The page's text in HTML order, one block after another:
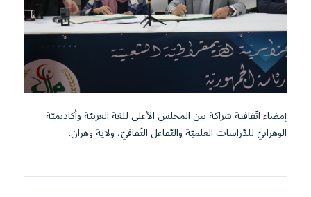
إمضاء اتّفافية شراكة بين المجلس الأعلى للغة العربيّة وأكاديميّة
الوهرانيّ للدّراسات العلميّة والتّفاعل الثّقافيّ، ولاية وهران.